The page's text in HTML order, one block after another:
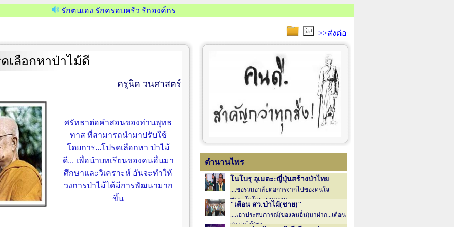
รักตนเอง รักครอบครัว รักองค์กร
>>ส่งต่อ
เลือกหาป่าไม้ดี
ครูนิด วนศาสตร์
ศรัทธาต่อคำสอนของท่านพุทธ
ทาส ที่สามารถนำมาปรับใช้
โดยการ...โปรดเลือกหา ป่าไม้
ดี... เพื่อนำบทเรียนของคนอื่นมา
ศึกษาและวิเคราะห์ อันจะทำให้
วงการป่าไม้ได้มีการพัฒนามาก
ขึ้น
ตำนานไพร
โนโบรุ อุเมดะ:ญี่ปุ่นสร้างป่าไทย
....ขอร่วมอาลัยต่อการจากไปของคนใจ
พระ...โนโบรุ อุเมดะ:ญ....
"เตือน สว.ป่าไม้(ชาย)"
....เอาประสบการณ์(ของคนอื่น)มาฝาก...เตือน
สว.ป่าไม้(ชา....